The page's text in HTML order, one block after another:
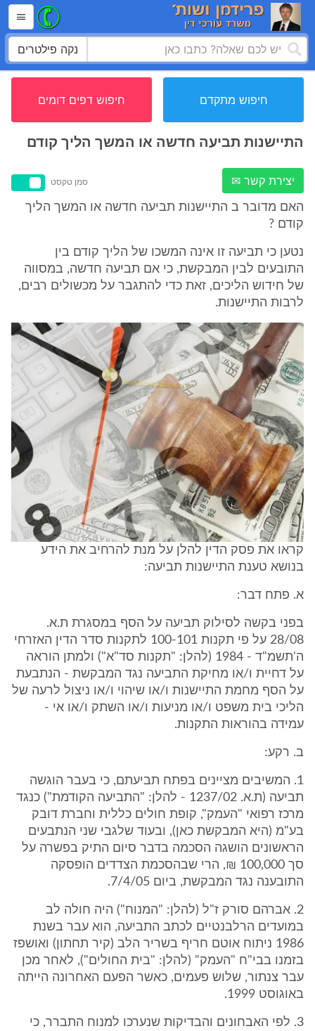
נקה פילטרים
חיפוש מתקדם חיפוש דפים דומים
התיישנות תביעה חדשה או המשך הליך קודם
יצירת קשר ✉ סמן טקסט
האם מדובר ב התיישנות תביעה חדשה או המשך הליך
קודם ?
נטען כי תביעה זו אינה המשכו של הליך קודם בין
התובעים לבין המבקשת, כי אם תביעה חדשה, במסווה
של חידוש הליכים, זאת כדי להתגבר על מכשולים רבים,
לרבות התיישנות.
קראו את פסק הדין להלן על מנת להרחיב את הידע
בנושא טענת התיישנות תביעה:
א. פתח דבר:
בפני בקשה לסילוק תביעה על הסף במסגרת ת.א.
28/08 על פי תקנות 100-101 לתקנות סדר הדין האזרחי
ה'תשמ"ד - 1984 (להלן: "תקנות סד"א") ולמתן הוראה
על דחיית ו/או מחיקת התביעה נגד המבקשת - הנתבעת
על הסף מחמת התיישנות ו/או שיהוי ו/או ניצול לרעה של
הליכי בית משפט ו/או מניעות ו/או השתק ו/או אי -
עמידה בהוראות התקנות.
ב. רקע:
1. המשיבים מציינים בפתח תביעתם, כי בעבר הוגשה
תביעה (ת.א. 1237/02 - להלן: "התביעה הקודמת") כנגד
מרכז רפואי "העמק", קופת חולים כללית וחברת דובק
בע"מ (היא המבקשת כאן), ובעוד שלגבי שני הנתבעים
הראשונים הושגה הסכמה בדבר סיום התיק בפשרה על
סך 100,000 ₪, הרי שבהסכמת הצדדים הופסקה
התובענה נגד המבקשת, ביום 7/4/05.
2. אברהם סורק ז"ל (להלן: "המנוח") היה חולה לב
במועדים הרלבנטיים לכתב התביעה, הוא עבר בשנת
1986 ניתוח אוטם חריף בשריר הלב (קיר תחתון) ואושפז
בזמנו בבי"ח "העמק" (להלן: "בית החולים"), לאחר מכן
עבר צנתור, שלוש פעמים, כאשר הפעם האחרונה הייתה
באוגוסט 1999.
3. לפי האבחונים והבדיקות שנערכו למנוח התברר, כי